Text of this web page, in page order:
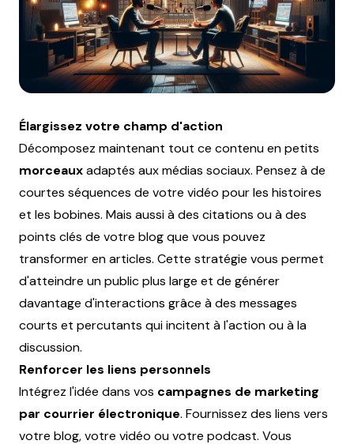
Élargissez votre champ d'action
Décomposez maintenant tout ce contenu en petits
morceauxadaptés aux médias sociaux. Pensez à de
courtes séquences de votre vidéo pour les histoires
et les bobines. Mais aussi à des citations ou à des
points clés de votre blog que vous pouvez
transformer en articles. Cette stratégie vous permet
d'atteindre un public plus large et de générer
davantage d'interactions grâce à des messages
courts et percutants qui incitent à l'action ou à la
discussion.
Renforcer les liens personnels
Intégrez l'idée dans vos campagnes de marketing
par courrier électronique. Fournissez des liens vers
votre blog, votre vidéo ou votre podcast. Vous